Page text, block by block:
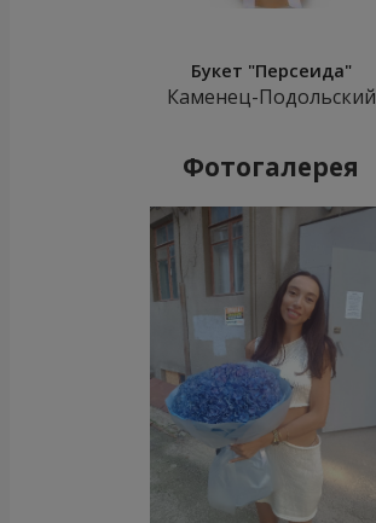
Букет "Персеида"
Каменец-Подольский
Фотогалерея